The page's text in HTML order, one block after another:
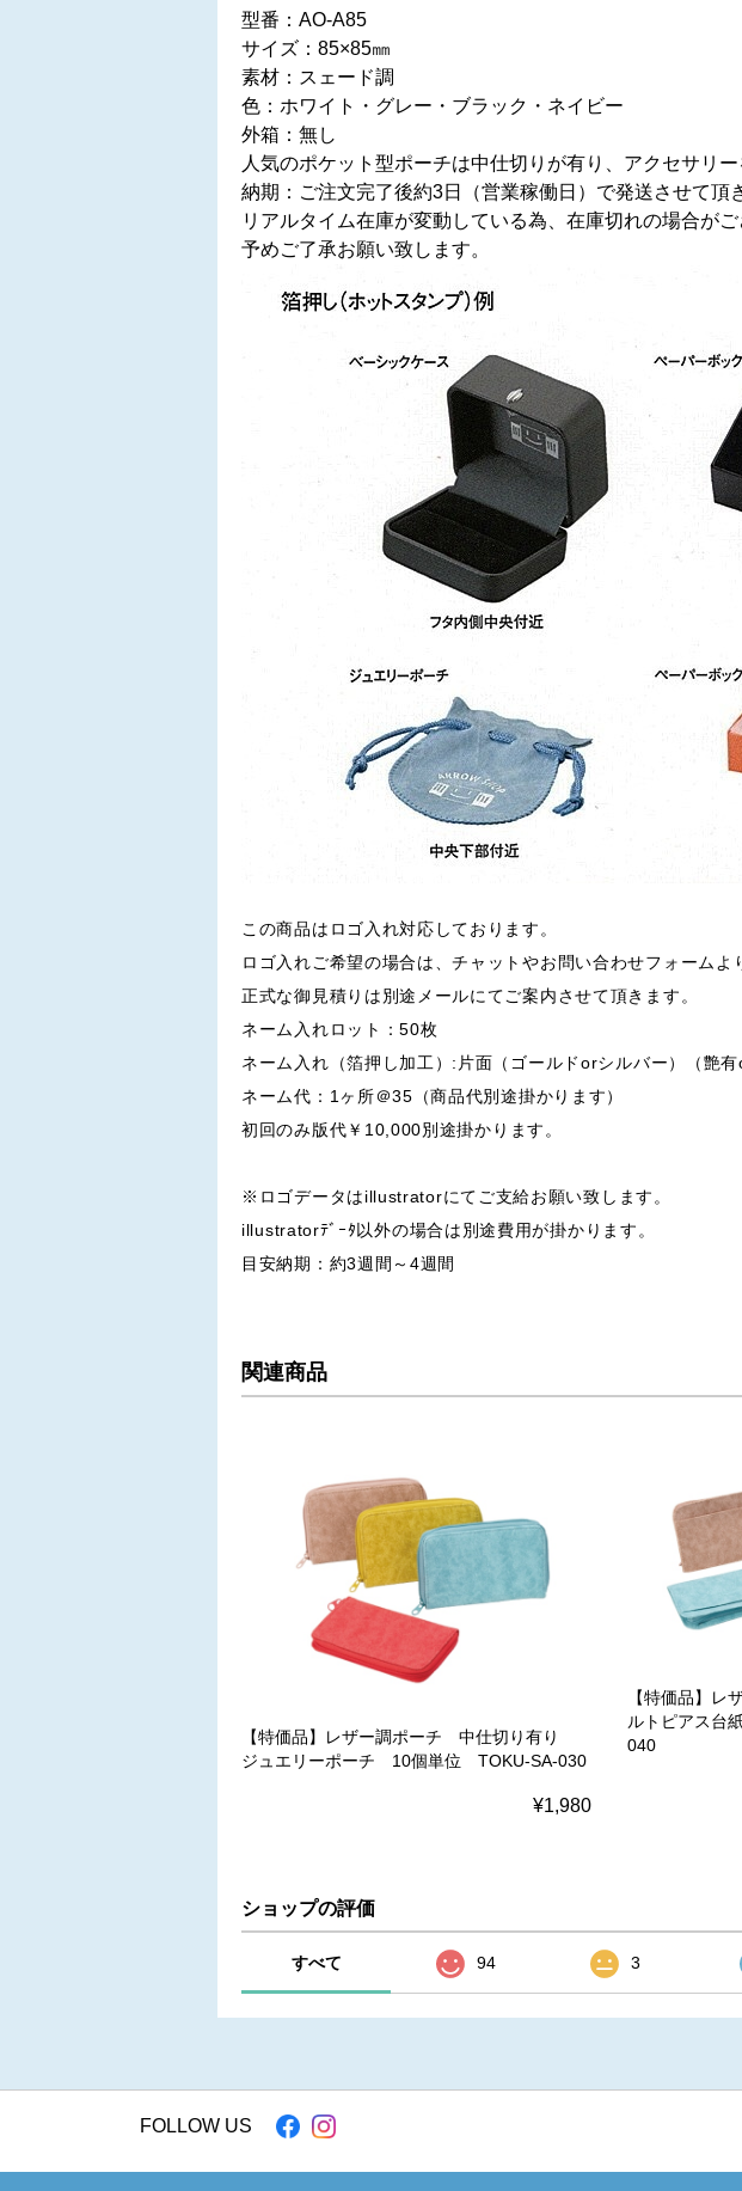
型番：AO-A85
サイズ：85×85㎜
素材：スェード調
色：ホワイト・グレー・ブラック・ネイビー
外箱：無し
人気のポケット型ポーチは中仕切りが有り、アクセサリー
納期：ご注文完了後約3日（営業稼働日）で発送させて頂
リアルタイム在庫が変動している為、在庫切れの場合がご
予めご了承お願い致します。
この商品はロゴ入れ対応しております。
ロゴ入れご希望の場合は、チャットやお問い合わせフォームよ
正式な御見積りは別途メールにてご案内させて頂きます。
ネーム入れロット：50枚
ネーム入れ（箔押し加工）:片面（ゴールドorシルバー）（艶有
ネーム代：1ヶ所＠35（商品代別途掛かります）
初回のみ版代￥10,000別途掛かります。
※ロゴデータはillustratorにてご支給お願い致します。
illustratorﾃﾞｰﾀ以外の場合は別途費用が掛かります。
目安納期：約3週間～4週間
関連商品
【特価品】レザー調ポーチ 中仕切り有り
ジュエリーポーチ 10個単位 TOKU-SA-030
¥1,980
【特価品】
ルトピアス
040
ショップの評価
すべて 94 3
FOLLOW US